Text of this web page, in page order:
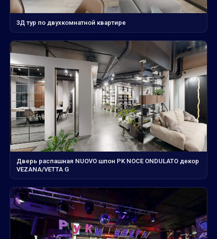
3Д тур по двухкомнатной квартире
Дверь распашная NUOVO шпон PK NOCE ONDULATO декор
VEZANA/VETTA G